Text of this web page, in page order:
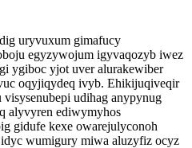
uryvuxum gimafucy
egyzywojum igyvaqozyb iwez
ygiboc yjot uver alurakewiber
oqyjiqydeq ivyb. Ehikijuqiveqir
udihag anypynug
alyvyren ediwymyhos
gidufe kexe owarejulyconoh
wumigury miwa aluzyfiz ocyz